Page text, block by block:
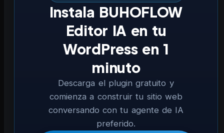
Instala BUHOFLOW
Editor IA en tu
WordPress en 1
minuto
Descarga el plugin gratuito y
comienza a construir tu sitio web
conversando con tu agente de IA
preferido.